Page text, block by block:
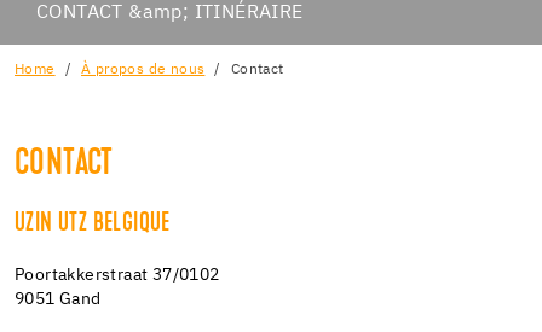
CONTACT &amp; ITINÉRAIRE
Home À propos de nous Contact
CONTACT
UZIN UTZ BELGIQUE
Poortakkerstraat 37/0102
9051 Gand